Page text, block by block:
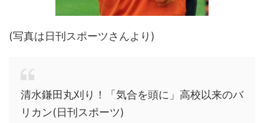
(写真は日刊スポーツさんより)
清水鎌田丸刈り！「気合を頭に」高校以来のバ
リカン(日刊スポーツ)